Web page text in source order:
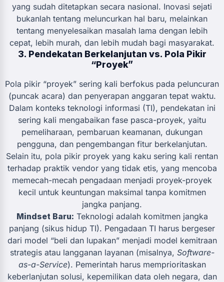
yang sudah ditetapkan secara nasional. Inovasi sejati
bukanlah tentang meluncurkan hal baru, melainkan
tentang menyelesaikan masalah lama dengan lebih
cepat, lebih murah, dan lebih mudah bagi masyarakat.
3. Pendekatan Berkelanjutan vs. Pola Pikir
“Proyek”
Pola pikir “proyek” sering kali berfokus pada peluncuran
(puncak acara) dan penyerapan anggaran tepat waktu.
Dalam konteks teknologi informasi (TI), pendekatan ini
sering kali mengabaikan fase pasca-proyek, yaitu
pemeliharaan, pembaruan keamanan, dukungan
pengguna, dan pengembangan fitur berkelanjutan.
Selain itu, pola pikir proyek yang kaku sering kali rentan
terhadap praktik vendor yang tidak etis, yang mencoba
memecah-mecah pengadaan menjadi proyek-proyek
kecil untuk keuntungan maksimal tanpa komitmen
jangka panjang.
Mindset Baru: Teknologi adalah komitmen jangka
panjang (sikus hidup TI). Pengadaan TI harus bergeser
dari model “beli dan lupakan” menjadi model kemitraan
strategis atau langganan layanan (misalnya, Software-
as-a-Service). Pemerintah harus memprioritaskan
keberlanjutan solusi, kepemilikan data oleh negara, dan